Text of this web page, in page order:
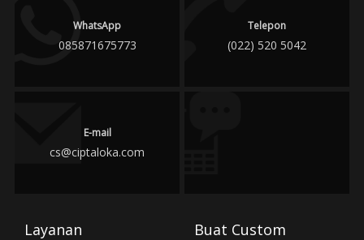
WhatsApp
085871675773
Telepon
(022) 520 5042
E-mail
cs@ciptaloka.com
Layanan Buat Custom